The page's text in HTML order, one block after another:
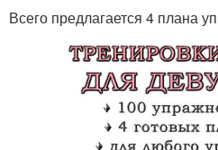
Всего предлагается 4 плана